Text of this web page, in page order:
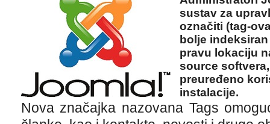
sustav za
označiti (tag-
bolje
pravu lokaciju
source
preuređeno
instalacije.
Nova značajka nazovana Tags